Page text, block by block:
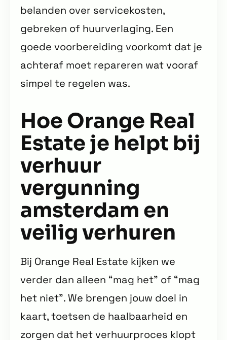
belanden over servicekosten,
gebreken of huurverlaging. Een
goede voorbereiding voorkomt dat je
achteraf moet repareren wat vooraf
simpel te regelen was.
Hoe Orange Real
Estate je helpt bij
verhuur
vergunning
amsterdam en
veilig verhuren
Bij Orange Real Estate kijken we
verder dan alleen “mag het” of “mag
het niet”. We brengen jouw doel in
kaart, toetsen de haalbaarheid en
zorgen dat het verhuurproces klopt